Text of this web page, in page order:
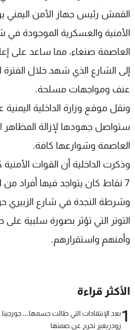
القمش رئيس جهاز الأمن اليمني
الأمنية والعسكرية الموجودة في
العاصمة صنعاء، مما ساعد على
إلى الشارع الذي شهد خلال الفترة
عنف ومواجهات مسلحة.
ونقل موقع وزارة الداخلية اليمنية
ستواصل جهودها لإزالة المظاهر
العاصمة وشوارعها كافة.
وذكرت الداخلية أن القوات
7 نقاط كان يتواجد فيها أفراد من
وشرطة النجدة في شارع الزبيري
التوتر التي تؤثر بصورة سلبية على
وأمنهم واستقرارهم.
الأكثر قراءة
1بعد الإنتقادات التي طالت جسمها... جورجينا
رودريغيز تخرج عن صمتها
الإنـتـاج
لاعلاناتكم
تواصل معنا
شروط
سياسة